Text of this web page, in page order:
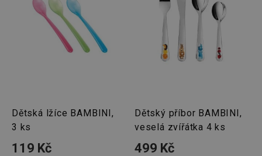
Dětská lžíce BAMBINI,
3 ks
119 Kč
Dětský příbor BAMBINI,
veselá zvířátka 4 ks
499 Kč